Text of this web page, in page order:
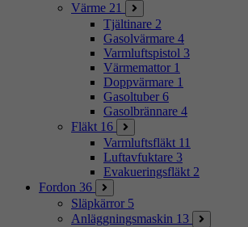
Värme 21
Tjältinare 2
Gasolvärmare 4
Varmluftspistol 3
Värmemattor 1
Doppvärmare 1
Gasoltuber 6
Gasolbrännare 4
Fläkt 16
Varmluftsfläkt 11
Luftavfuktare 3
Evakueringsfläkt 2
Fordon 36
Släpkärror 5
Anläggningsmaskin 13